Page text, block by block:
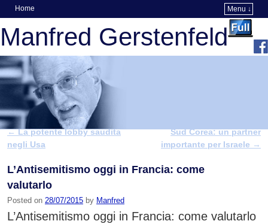
Home
Menu ↓
Manfred Gerstenfeld
Post navigation
←La potente lobby saudita
negli Usa
Sud Corea: un partner
importante per Israele →
L’Antisemitismo oggi in Francia: come
valutarlo
Posted on 28/07/2015 by Manfred
L’Antisemitismo oggi in Francia: come valutarlo